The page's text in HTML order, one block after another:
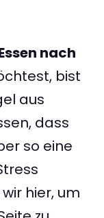
nach
bist
aus
dass
so eine
hier, um